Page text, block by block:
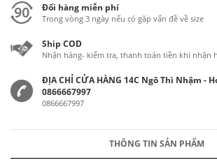
Đổi hàng miễn phí
Trong vòng 3 ngày nếu có gặp vấn đề về size
Ship COD
Nhận hàng- kiểm tra, thanh toán tiền khi nhận
ĐỊA CHỈ CỬA HÀNG 14C Ngô Thì Nhậm -
0866667997
0866667997
THÔNG TIN SẢN PHẨM